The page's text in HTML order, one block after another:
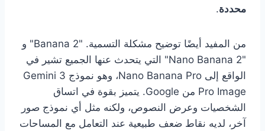
محددة.
من المفيد أيضًا توضيح مشكلة التسمية. "Banana 2" و
"Nano Banana 2" التي يتحدث عنها الجميع تشير في
الواقع إلى Nano Banana Pro، وهو نموذج Gemini 3
Pro Image من Google. يتميز بقوة في اتساق
الشخصيات وعرض النصوص، ولكنه مثل أي نموذج صور
آخر، لديه نقاط ضعف طبيعية عند التعامل مع المساحات